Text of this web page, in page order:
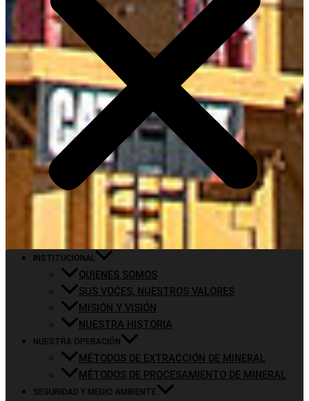
INSTITUCIONAL
QUIENES SOMOS
SUS VOCES, NUESTROS VALORES
MISIÓN Y VISIÓN
NUESTRA HISTORIA
NUESTRA OPERACIÓN
MÉTODOS DE EXTRACCIÓN DE MINERAL
MÉTODOS DE PROCESAMIENTO DE MINERAL
SEGURIDAD Y MEDIO AMBIENTE